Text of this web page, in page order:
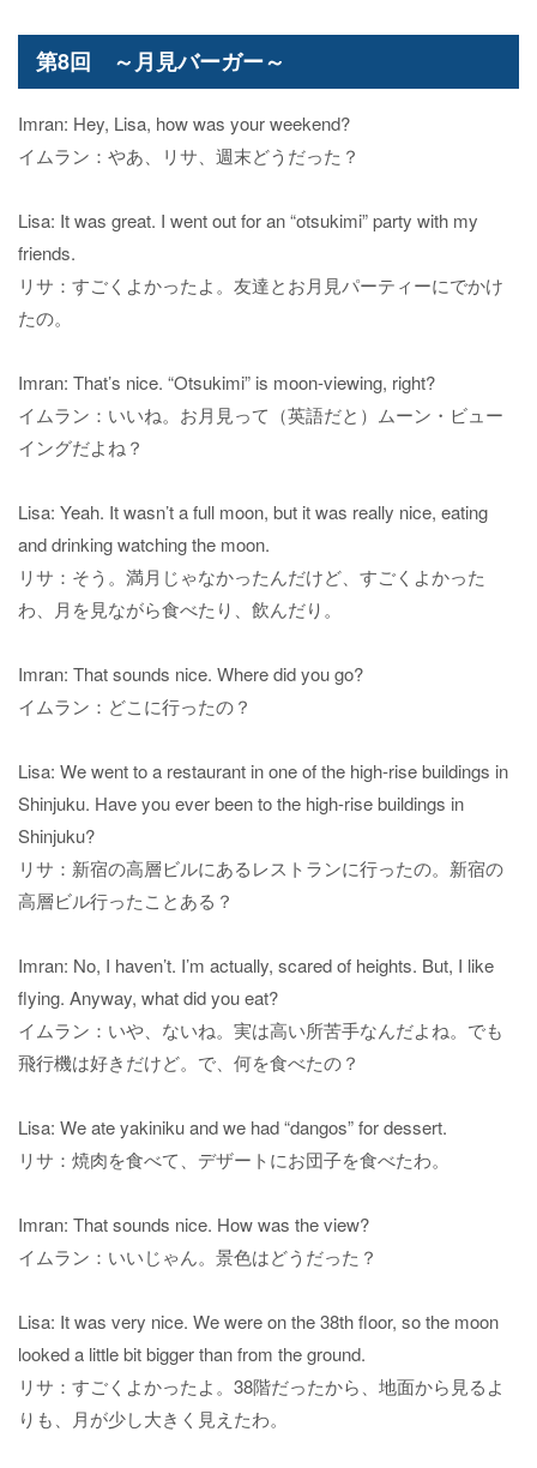
第8回 ～月見バーガー～
Imran: Hey, Lisa, how was your weekend?
イムラン：やあ、リサ、週末どうだった？
Lisa: It was great. I went out for an “otsukimi” party with my
friends.
リサ：すごくよかったよ。友達とお月見パーティーにでかけ
たの。
Imran: That’s nice. “Otsukimi” is moon-viewing, right?
イムラン：いいね。お月見って（英語だと）ムーン・ビュー
イングだよね？
Lisa: Yeah. It wasn’t a full moon, but it was really nice, eating
and drinking watching the moon.
リサ：そう。満月じゃなかったんだけど、すごくよかった
わ、月を見ながら食べたり、飲んだり。
Imran: That sounds nice. Where did you go?
イムラン：どこに行ったの？
Lisa: We went to a restaurant in one of the high-rise buildings in
Shinjuku. Have you ever been to the high-rise buildings in
Shinjuku?
リサ：新宿の高層ビルにあるレストランに行ったの。新宿の
高層ビル行ったことある？
Imran: No, I haven’t. I’m actually, scared of heights. But, I like
flying. Anyway, what did you eat?
イムラン：いや、ないね。実は高い所苦手なんだよね。でも
飛行機は好きだけど。で、何を食べたの？
Lisa: We ate yakiniku and we had “dangos” for dessert.
リサ：焼肉を食べて、デザートにお団子を食べたわ。
Imran: That sounds nice. How was the view?
イムラン：いいじゃん。景色はどうだった？
Lisa: It was very nice. We were on the 38th floor, so the moon
looked a little bit bigger than from the ground.
リサ：すごくよかったよ。38階だったから、地面から見るよ
りも、月が少し大きく見えたわ。